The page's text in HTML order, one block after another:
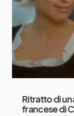
Ritratto di
francese di